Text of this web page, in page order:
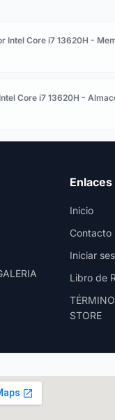
Core i7 13620H -
Core i7 13620H -
Enlaces
Inicio
Contacto
Iniciar
Libro de
STORE